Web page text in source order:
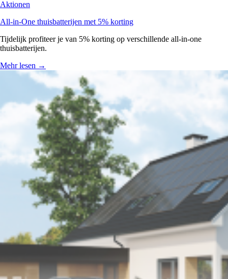
Aktionen
All-in-One thuisbatterijen met 5% korting
Tijdelijk profiteer je van 5% korting op verschillende all-in-one
thuisbatterijen.
Mehr lesen →